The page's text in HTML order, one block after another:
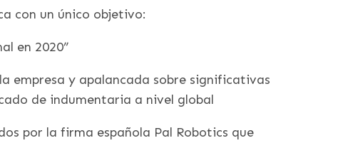
con un único objetivo:
en 2020”
empresa y apalancada sobre significativas
de indumentaria a nivel global
por la firma española Pal Robotics que